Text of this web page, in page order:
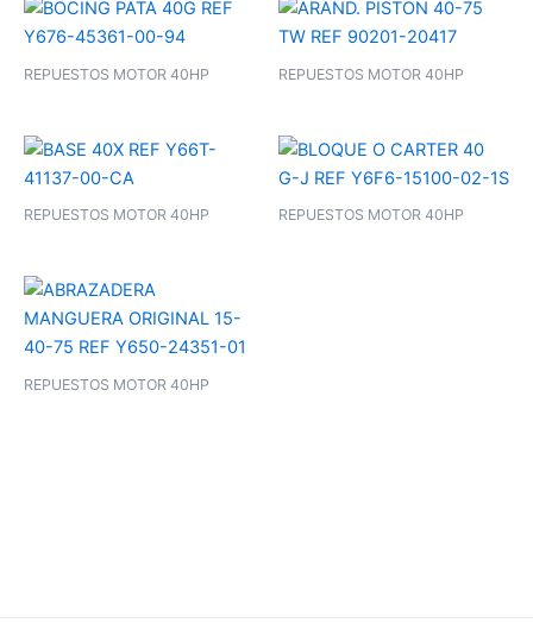
REPUESTOS MOTOR 40HP REPUESTOS MOTOR 40HP
REPUESTOS MOTOR 40HP REPUESTOS MOTOR 40HP
REPUESTOS MOTOR 40HP